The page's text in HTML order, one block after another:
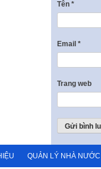
Tên *
Email *
Trang web
QUẢN LÝ NHÀ NƯỚC